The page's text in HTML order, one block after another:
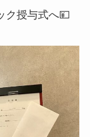
ク授与式へ💴